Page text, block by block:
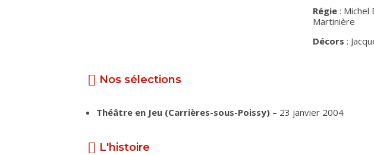
Régie : Michel
Martinière
Décors :
Nos sélections
Théâtre en Jeu (Carrières-sous-Poissy) – 23 janvier 2004
L'histoire